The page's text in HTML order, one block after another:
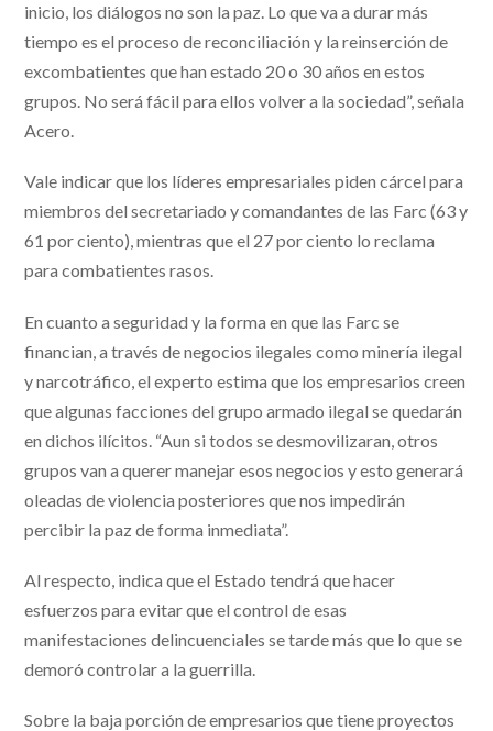
inicio, los diálogos no son la paz. Lo que va a durar más
tiempo es el proceso de reconciliación y la reinserción de
excombatientes que han estado 20 o 30 años en estos
grupos. No será fácil para ellos volver a la sociedad”, señala
Acero.
Vale indicar que los líderes empresariales piden cárcel para
miembros del secretariado y comandantes de las Farc (63 y
61 por ciento), mientras que el 27 por ciento lo reclama
para combatientes rasos.
En cuanto a seguridad y la forma en que las Farc se
financian, a través de negocios ilegales como minería ilegal
y narcotráfico, el experto estima que los empresarios creen
que algunas facciones del grupo armado ilegal se quedarán
en dichos ilícitos. “Aun si todos se desmovilizaran, otros
grupos van a querer manejar esos negocios y esto generará
oleadas de violencia posteriores que nos impedirán
percibir la paz de forma inmediata”.
Al respecto, indica que el Estado tendrá que hacer
esfuerzos para evitar que el control de esas
manifestaciones delincuenciales se tarde más que lo que se
demoró controlar a la guerrilla.
Sobre la baja porción de empresarios que tiene proyectos